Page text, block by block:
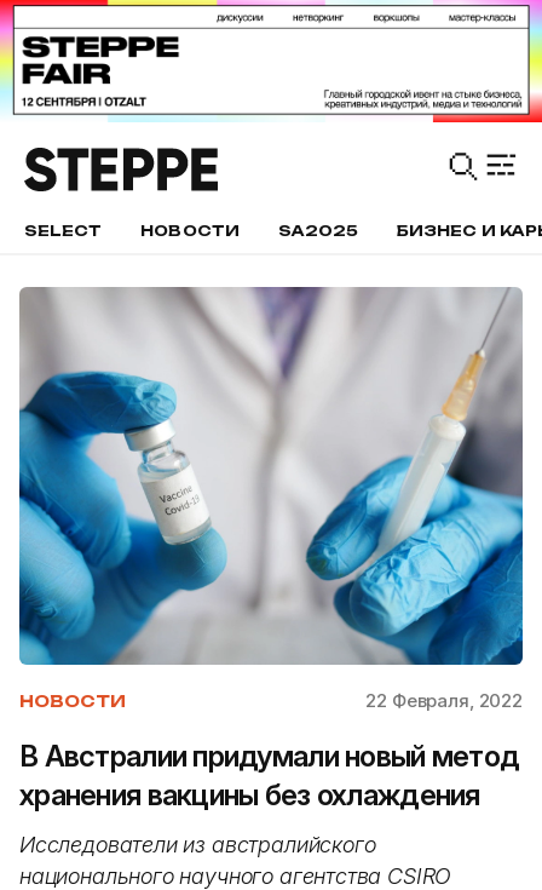
SELECT НОВОСТИ SA2025 БИЗНЕС И
НОВОСТИ 22 Февраля, 2022
В Австралии придумали новый метод
хранения вакцины без охлаждения
Исследователи из австралийского
национального научного агентства CSIRO